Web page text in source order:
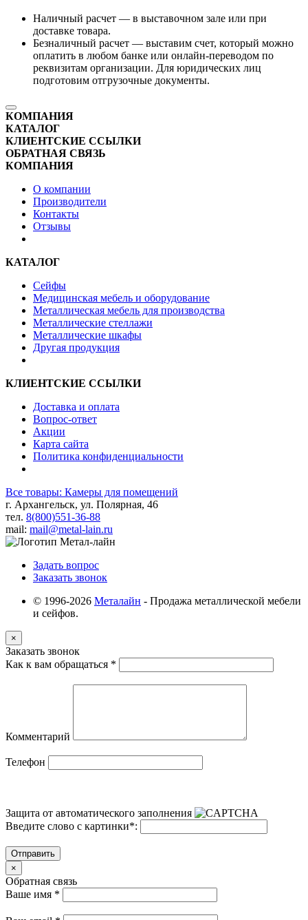
Наличный расчет — в выставочном зале или при
доставке товара.
Безналичный расчет — выставим счет, который можно
оплатить в любом банке или онлайн-переводом по
реквизитам организации. Для юридических лиц
подготовим отгрузочные документы.
КОМПАНИЯ
КАТАЛОГ
КЛИЕНТСКИЕ ССЫЛКИ
ОБРАТНАЯ СВЯЗЬ
КОМПАНИЯ
О компании
Производители
Контакты
Отзывы
КАТАЛОГ
Сейфы
Медицинская мебель и оборудование
Металлическая мебель для производства
Металлические стеллажи
Металлические шкафы
Другая продукция
КЛИЕНТСКИЕ ССЫЛКИ
Доставка и оплата
Вопрос-ответ
Акции
Карта сайта
Политика конфиденциальности
Все товары: Камеры для помещений
г. Архангельск, ул. Полярная, 46
тел. 8(800)551-36-88
mail: mail@metal-lain.ru
Задать вопрос
Заказать звонок
© 1996-2026 Металайн - Продажа металлической мебели
и сейфов.
×
Заказать звонок
Как к вам обращаться *
Комментарий
Телефон
Защита от автоматического заполнения
Введите слово с картинки*:
Отправить
×
Обратная связь
Ваше имя *